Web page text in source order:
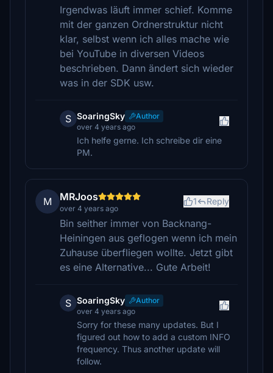
Irgendwas läuft immer schief. Komme
mit der ganzen Ordnerstruktur nicht
klar, selbst wenn ich alles mache wie
bei YouTube in diversen Videos
beschrieben. Dann ändert sich wieder
was in der SDK usw.
S SoaringSky
Author
over 4 years ago
Ich helfe gerne. Ich schreibe dir eine
PM.
M MRJoos
over 4 years ago
1 Reply
Bin seither immer von Backnang-
Heiningen aus geflogen wenn ich mein
Zuhause überfliegen wollte. Jetzt gibt
es eine Alternative... Gute Arbeit!
S SoaringSky
Author
over 4 years ago
Sorry for these many updates. But I
figured out how to add a custom INFO
frequency. Thus another update will
follow.